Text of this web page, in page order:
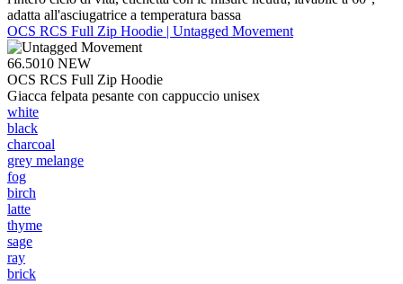
adatta all'asciugatrice a temperatura bassa
OCS RCS Full Zip Hoodie | Untagged Movement
66.5010 NEW
OCS RCS Full Zip Hoodie
Giacca felpata pesante con cappuccio unisex
white
black
charcoal
grey melange
fog
birch
latte
thyme
sage
ray
brick